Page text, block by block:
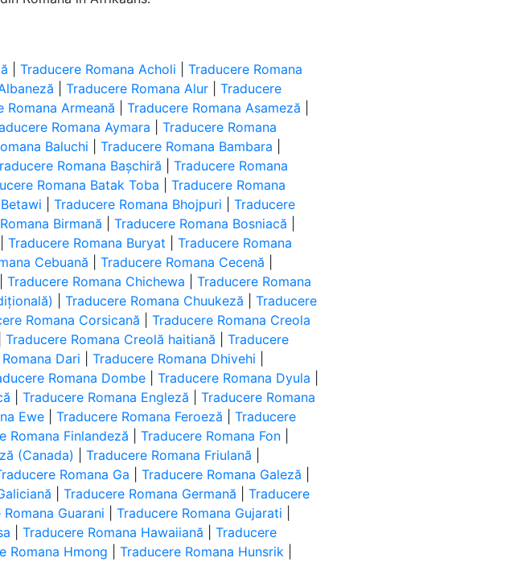
|Traducere Romana Acholi |Traducere Romana
|Traducere Romana Alur |Traducere
Romana Armeană |Traducere Romana Asameză
Romana Aymara |Traducere Romana
Baluchi |Traducere Romana Bambara
Romana Bașchiră |Traducere Romana
Romana Batak Toba |Traducere Romana
|Traducere Romana Bhojpuri |Traducere
Birmană |Traducere Romana Bosniacă
|Traducere Romana Buryat |Traducere Romana
Cebuană |Traducere Romana Cecenă
|Traducere Romana Chichewa |Traducere Romana
|Traducere Romana Chuukeză |Traducere
Romana Corsicană |Traducere Romana Creola
|Traducere Romana Creolă haitiană |Traducere
Dari |Traducere Romana Dhivehi
Romana Dombe |Traducere Romana Dyula
|Traducere Romana Engleză |Traducere Romana
Ewe |Traducere Romana Feroeză |Traducere
Romana Finlandeză |Traducere Romana Fon
(Canada) |Traducere Romana Friulană
Romana Ga |Traducere Romana Galeză
|Traducere Romana Germană |Traducere
Guarani |Traducere Romana Gujarati
|Traducere Romana Hawaiiană |Traducere
Romana Hmong |Traducere Romana Hunsrik